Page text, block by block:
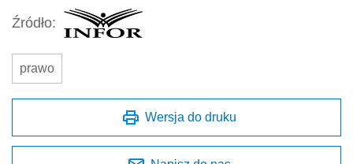
Źródło:
prawo
Wersja do druku